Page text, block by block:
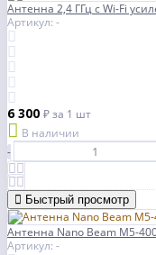
Антенна 2,4 ГГц с Wi-Fi
Артикул: -
6 300 ₽за 1 шт
В наличии
-
Быстрый просмотр
Антенна Nano Beam M5-
Артикул: -